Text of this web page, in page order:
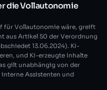
die Vollautonomie
für Vollautonomie wäre, greift
aus Artikel 50 der Verordnung
13.06.2024). KI-
und KI-erzeugte Inhalte
gilt unabhängig von der
Assistenten und